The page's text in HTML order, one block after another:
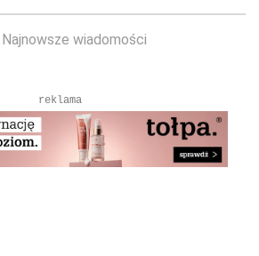
Najnowsze wiadomości
reklama